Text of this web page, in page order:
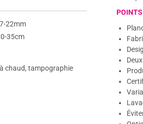
22mm
35cm
chaud, tampographie